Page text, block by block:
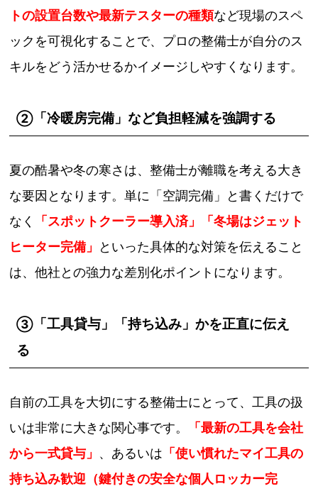
トの設置台数や最新テスターの種類など現場のスペ
ックを可視化することで、プロの整備士が自分のス
キルをどう活かせるかイメージしやすくなります。
② 「冷暖房完備」など負担軽減を強調する
夏の酷暑や冬の寒さは、整備士が離職を考える大き
な要因となります。単に「空調完備」と書くだけで
なく
「スポットクーラー導入済」「冬場はジェット
ヒーター完備」
といった具体的な対策を伝えること
は、他社との強力な差別化ポイントになります。
③ 「工具貸与」「持ち込み」かを正直に伝え
る
自前の工具を大切にする整備士にとって、工具の扱
いは非常に大きな関心事です。
「最新の工具を会社
から一式貸与」 、あるいは 「使い慣れたマイ工具の
持ち込み歓迎（鍵付きの安全な個人ロッカー完